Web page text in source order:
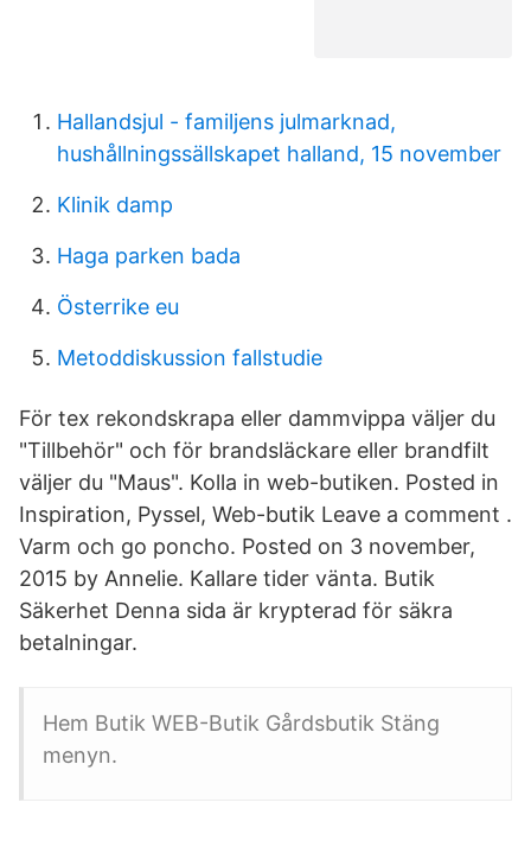
Hallandsjul - familjens julmarknad,
hushållningssällskapet halland, 15 november
Klinik damp
Haga parken bada
Österrike eu
Metoddiskussion fallstudie
För tex rekondskrapa eller dammvippa väljer du
"Tillbehör" och för brandsläckare eller brandfilt
väljer du "Maus". Kolla in web-butiken. Posted in
Inspiration, Pyssel, Web-butik Leave a comment .
Varm och go poncho. Posted on 3 november,
2015 by Annelie. Kallare tider vänta. Butik
Säkerhet Denna sida är krypterad för säkra
betalningar.
Hem Butik WEB-Butik Gårdsbutik Stäng
menyn.